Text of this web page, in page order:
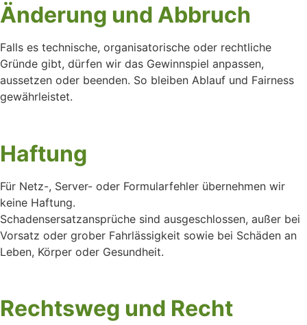
Änderung und Abbruch
Falls es technische, organisatorische oder rechtliche
Gründe gibt, dürfen wir das Gewinnspiel anpassen,
aussetzen oder beenden. So bleiben Ablauf und Fairness
gewährleistet.
Haftung
Für Netz-, Server- oder Formularfehler übernehmen wir
keine Haftung.
Schadensersatzansprüche sind ausgeschlossen, außer bei
Vorsatz oder grober Fahrlässigkeit sowie bei Schäden an
Leben, Körper oder Gesundheit.
Rechtsweg und Recht